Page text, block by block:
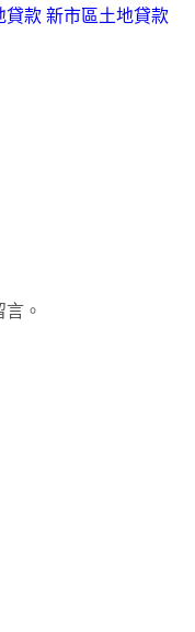
貸款 新市區土地貸款
。